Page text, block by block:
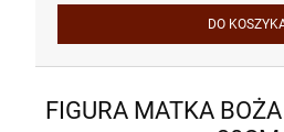
DO
FIGURA MATKA